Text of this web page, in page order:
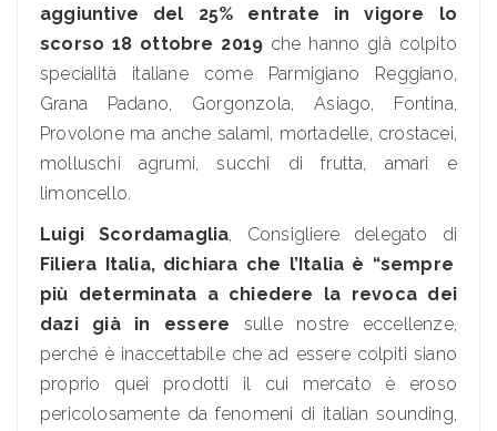
aggiuntive del 25% entrate in vigore lo
scorso 18 ottobre 2019 che hanno già colpito
specialità italiane come Parmigiano Reggiano,
Grana Padano, Gorgonzola, Asiago, Fontina,
Provolone ma anche salami, mortadelle, crostacei,
molluschi agrumi, succhi di frutta, amari e
limoncello.
Luigi Scordamaglia, Consigliere delegato di
Filiera Italia, dichiara che l’Italia è “sempre
più determinata a chiedere la revoca dei
dazi già in essere sulle nostre eccellenze,
perché è inaccettabile che ad essere colpiti siano
proprio quei prodotti il cui mercato è eroso
pericolosamente da fenomeni di italian sounding,